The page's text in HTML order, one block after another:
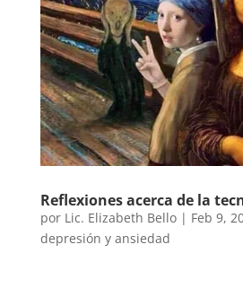
Reflexiones acerca de la
por Lic. Elizabeth Bello| Feb 9,
depresión y ansiedad